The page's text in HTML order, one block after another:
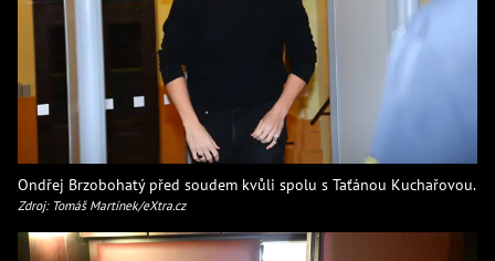
Ondřej Brzobohatý před soudem kvůli spolu s Taťánou Kuchařovou.
Zdroj: Tomáš Martínek/eXtra.cz